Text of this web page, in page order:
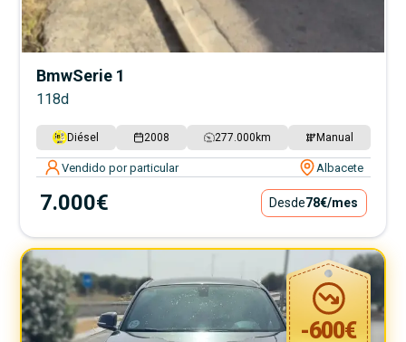
BmwSerie 1
118d
Diésel 2008 277.000 km Manual
Vendido por particular Albacete
7.000€ Desde78€/mes
-600€